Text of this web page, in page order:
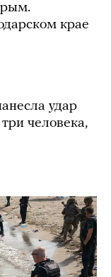
крае
удар
человека,